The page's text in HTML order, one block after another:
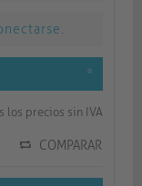
.
*
los precios sin IVA
COMPARAR